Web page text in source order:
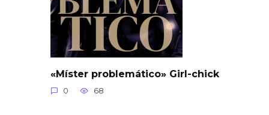
«Míster problemático» Girl-chick
0 68